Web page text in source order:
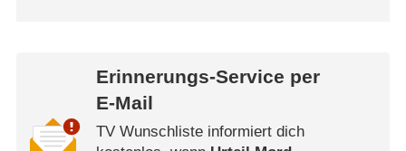
Erinnerungs-Service per
E-Mail
TV Wunschliste informiert dich